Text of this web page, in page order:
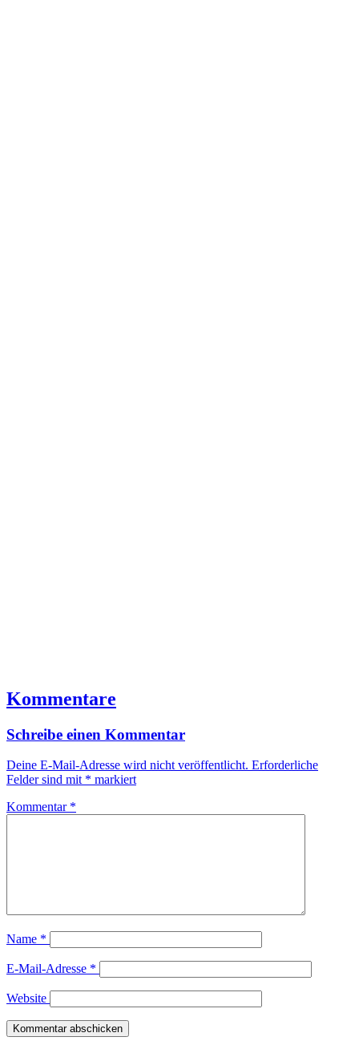
Kommentare
Schreibe einen Kommentar
Deine E-Mail-Adresse wird nicht veröffentlicht. Erforderliche
Felder sind mit * markiert
Kommentar *
Name *
E-Mail-Adresse *
Website